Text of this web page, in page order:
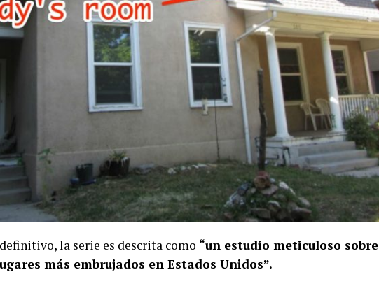
la serie es descrita como “un estudio meticuloso sobre
más embrujados en Estados Unidos”.